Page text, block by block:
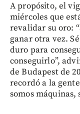
A propósito, el
miércoles que
revalidar su oro:
ganar otra vez.
duro para
conseguirlo”,
de Budapest de
recordó a la
somos máquinas,